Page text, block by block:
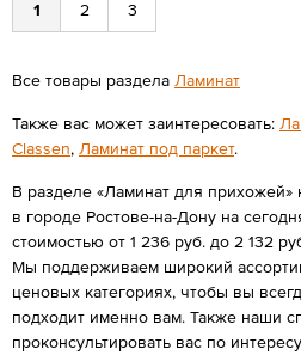
1 2 3
Все товары раздела Ламинат
Также вас может заинтересовать:
Classen, Ламинат под паркет.
В разделе «Ламинат для прихожей»
в городе Ростове-на-Дону на
стоимостью от 1 236 руб. до 2 132
Мы поддерживаем широкий
ценовых категориях, чтобы вы
подходит именно вам. Также наши
проконсультировать вас по